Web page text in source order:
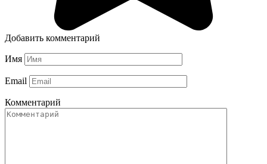
Добавить комментарий
Имя
Email
Комментарий